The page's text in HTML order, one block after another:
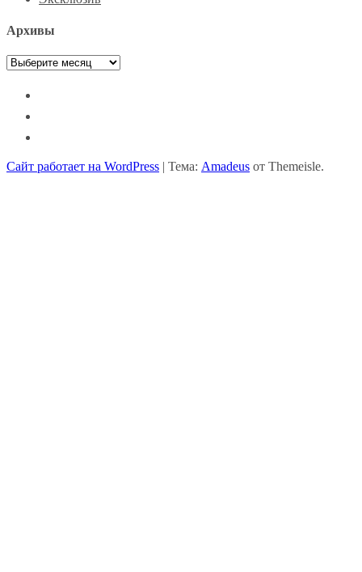
Архивы
Архивы
Сайт работает на WordPress | Тема: Amadeus от Themeisle.